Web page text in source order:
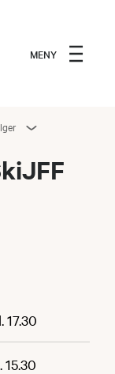
MENY
17.30
15.30